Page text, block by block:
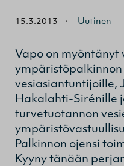
15.3.2013 · Uutinen
Vapo on myöntänyt
ympäristöpalkinnon
vesiasiantuntijoille,
Hakalahti-Sirénille
turvetuotannon
Palkinnon ojensi
Kyyny tänään